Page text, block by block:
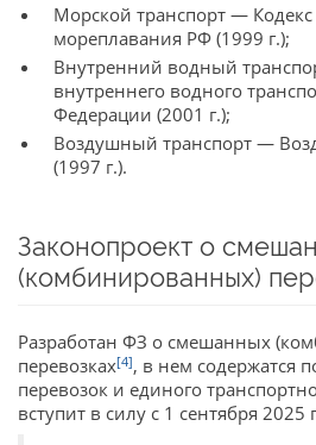
Морской транспорт — Кодекс
мореплавания РФ (1999 г.);
Внутренний водный
внутреннего водного
Федерации (2001 г.);
Воздушный транспорт —
(1997 г.).
Законопроект о
(комбинированных)
Разработан ФЗ о смешанных
перевозках[4], в нем содержатся
перевозок и единого
вступит в силу с 1 сентября 2025